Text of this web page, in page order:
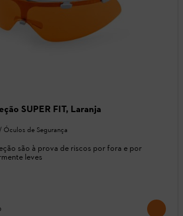
SUPER FIT, Laranja
de Segurança
são à prova de riscos por fora e por
leves